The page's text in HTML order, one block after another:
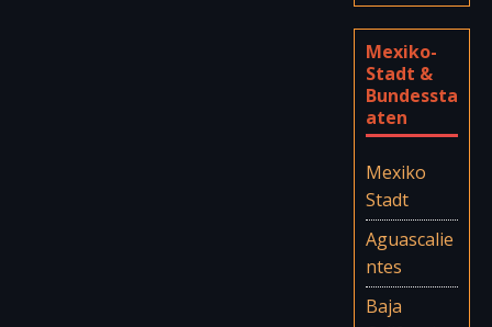
Mexiko-
Stadt &
Bundessta
aten
Mexiko
Stadt
Aguascalie
ntes
Baja